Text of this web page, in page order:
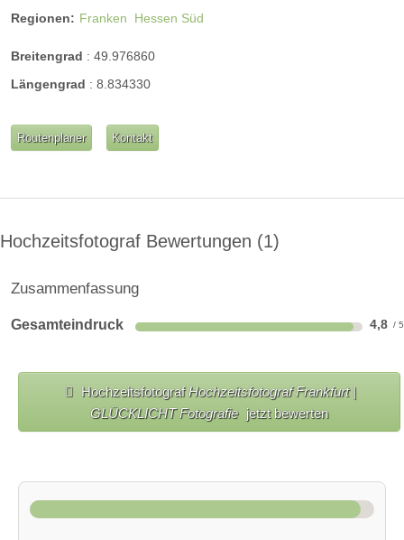
Regionen: Franken Hessen Süd
Breitengrad : 49.976860
Längengrad : 8.834330
Routenplaner Kontakt
Hochzeitsfotograf Bewertungen 1
Zusammenfassung
Gesamteindruck 4,8
HochzeitsfotografHochzeitsfotograf Frankfurt |
GLÜCKLICHT Fotografie jetzt bewerten